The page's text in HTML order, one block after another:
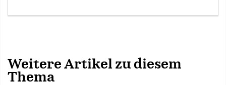
Weitere Artikel zu diesem
Thema